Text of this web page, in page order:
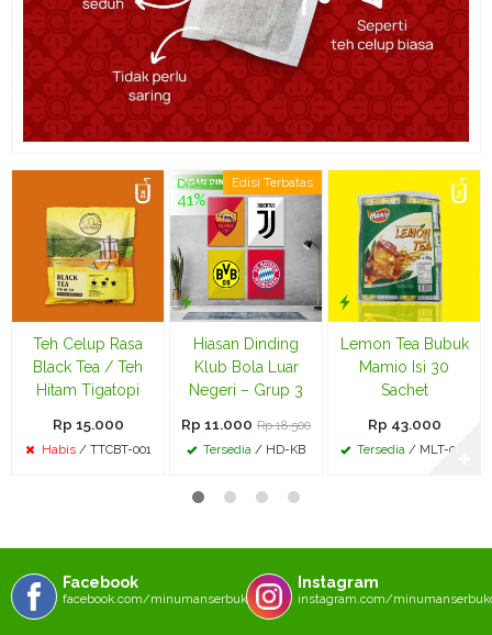
Teh Celup Rasa
Black Tea / Teh
Hitam Tigatopi
Rp 15.000
Habis/ TTCBT-001
Edisi Terbatas
Diskon
41%
Hiasan Dinding
Klub Bola Luar
Negeri – Grup 3
Rp 11.000 Rp 18.500
Tersedia / HD-KB
Lemon Tea Bubuk
Mamio Isi 30
Sachet
Rp 43.000
Tersedia/ MLT-002
Facebook
facebook.com/minumanserbukcom
Instagram
instagram.com/